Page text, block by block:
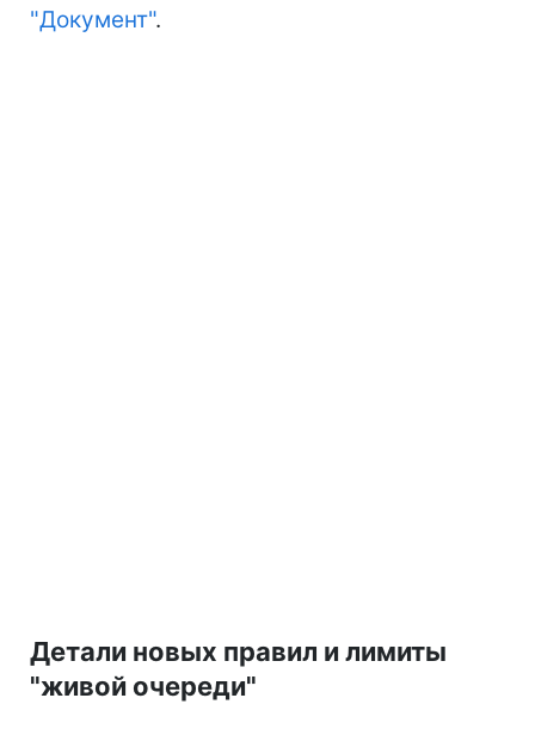
"Документ".
Детали новых правил и лимиты
"живой очереди"